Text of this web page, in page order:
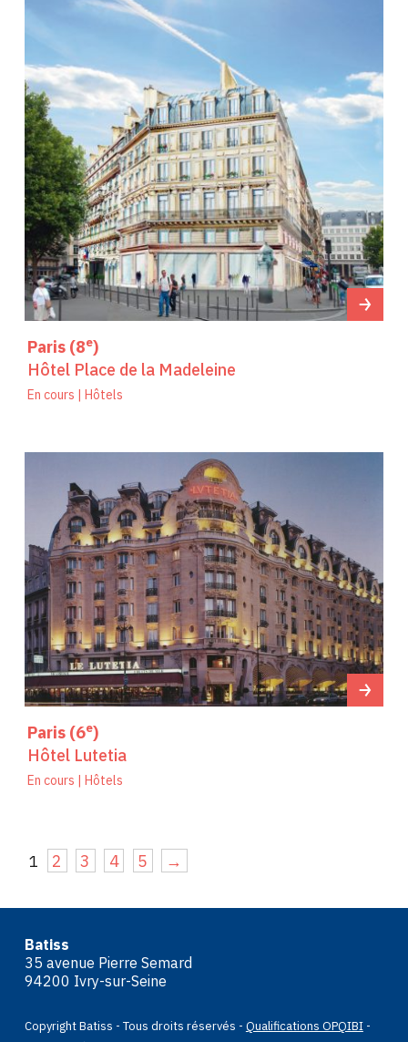
Paris (8e)
Hôtel Place de la Madeleine
En cours | Hôtels
Paris (6e)
Hôtel Lutetia
En cours | Hôtels
1 2 3 4 5 →
Batiss
35 avenue Pierre Semard
94200 Ivry-sur-Seine
Copyright Batiss - Tous droits réservés - Qualifications OPQIBI-